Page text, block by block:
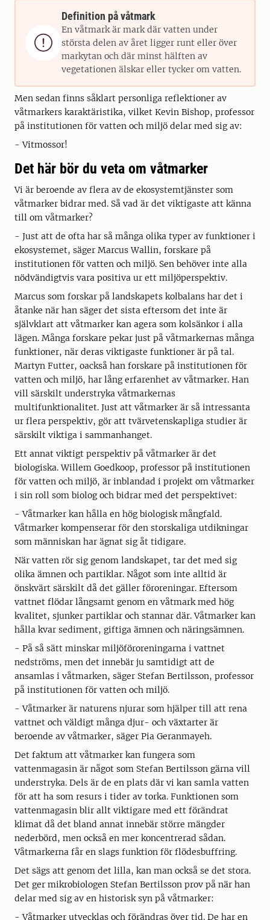

Definition på våtmark
En våtmark är mark där vatten under
största delen av året ligger runt eller över
markytan och där minst hälften av
vegetationen älskar eller tycker om vatten.
Men sedan finns såklart personliga reflektioner av
våtmarkers karaktäristika, vilket Kevin Bishop, professor
på institutionen för vatten och miljö delar med sig av:
- Vitmossor!
Det här bör du veta om våtmarker
Vi är beroende av flera av de ekosystemtjänster som
våtmarker bidrar med. Så vad är det viktigaste att känna
till om våtmarker?
- Just att de ofta har så många olika typer av funktioner i
ekosystemet, säger Marcus Wallin, forskare på
institutionen för vatten och miljö. Sen behöver inte alla
nödvändigtvis vara positiva ur ett miljöperspektiv.
Marcus som forskar på landskapets kolbalans har det i
åtanke när han säger det sista eftersom det inte är
självklart att våtmarker kan agera som kolsänkor i alla
lägen. Många forskare pekar just på våtmarkernas många
funktioner, när deras viktigaste funktioner är på tal.
Martyn Futter, oackså han forskare på institutionen för
vatten och miljö, har lång erfarenhet av våtmarker. Han
vill särskilt understryka våtmarkernas
multifunktionalitet. Just att våtmarker är så intressanta
ur flera perspektiv, gör att tvärvetenskapliga studier är
särskilt viktiga i sammanhanget.
Ett annat viktigt perspektiv på våtmarker är det
biologiska. Willem Goedkoop, professor på institutionen
för vatten och miljö, är inblandad i projekt om våtmarker
i sin roll som biolog och bidrar med det perspektivet:
- Våtmarker kan hålla en hög biologisk mångfald.
Våtmarker kompenserar för den storskaliga utdikningar
som människan har ägnat sig åt tidigare.
När vatten rör sig genom landskapet, tar det med sig
olika ämnen och partiklar. Något som inte alltid är
önskvärt särskilt då det gäller föroreningar. Eftersom
vattnet flödar långsamt genom en våtmark med hög
kvalitet, sjunker partiklar och stannar där. Våtmarker kan
hålla kvar sediment, giftiga ämnen och näringsämnen.
- På så sätt minskar miljöföroreningarna i vattnet
nedströms, men det innebär ju samtidigt att de
ansamlas i våtmarken, säger Stefan Bertilsson, professor
på institutionen för vatten och miljö.
- Våtmarker är naturens njurar som hjälper till att rena
vattnet och väldigt många djur- och växtarter är
beroende av våtmarker, säger Pia Geranmayeh.
Det faktum att våtmarker kan fungera som
vattenmagasin är något som Stefan Bertilsson gärna vill
understryka. Dels är de en plats där vi kan samla vatten
för att ha som resurs i tider av torka. Funktionen som
vattenmagasin blir allt viktigare med ett förändrat
klimat då det bland annat innebär större mängder
nederbörd, men också en mer koncentrerad sådan.
Våtmarkerna får en slags funktion för flödesbuffring.
Det sägs att genom det lilla, kan man också se det stora.
Det ger mikrobiologen Stefan Bertilsson prov på när han
delar med sig av en historisk syn på våtmarker:
- Våtmarker utvecklas och förändras över tid. De har en